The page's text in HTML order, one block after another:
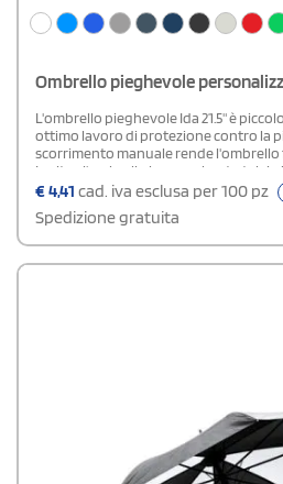
Ombrello pieghevole
L'ombrello pieghevole Ida 21.5" è
ottimo lavoro di protezione contro la
scorrimento manuale rende l'ombrello
Inoltre, l'ombrello ha un robusto telaio
metallo e un manico in plastica che
Grazie alle sue dimensioni, quando è
perfettamente ad essere trasportato
realizzato in poliestere resistente, è
stampa e viene fornito con una
€4,41 cad. iva esclusa per 100 pz
Spedizione gratuita